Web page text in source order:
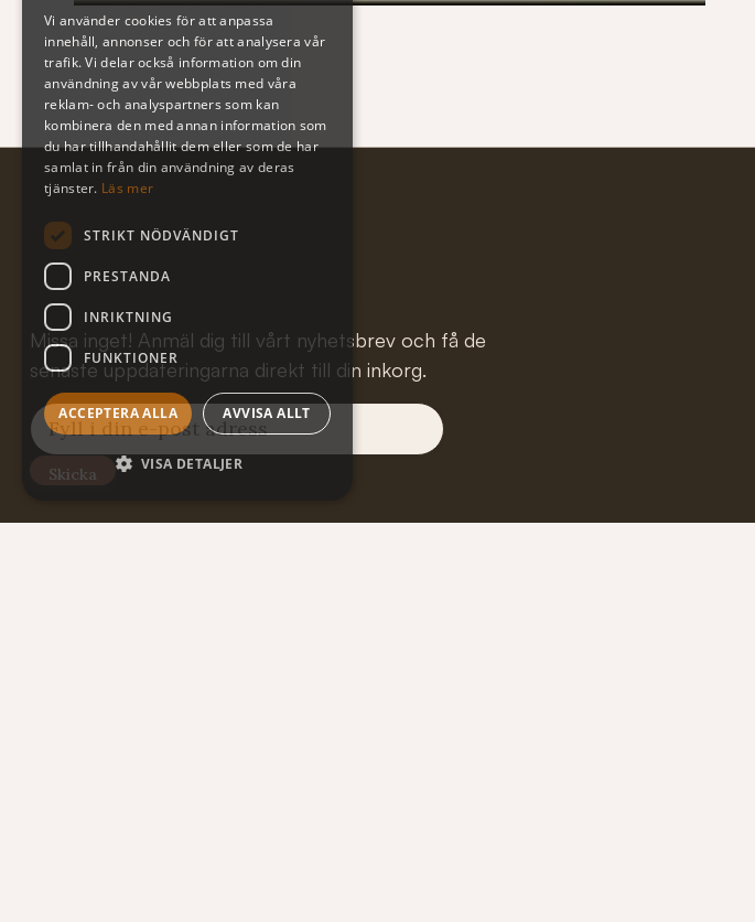
Subscribe to our newsletter!
Missa inget! Anmäl dig till vårt nyhetsbrev och få de
senaste uppdateringarna direkt till din inkorg.
Vi använder cookies för att anpassa
innehåll, annonser och för att analysera vår
trafik. Vi delar också information om din
användning av vår webbplats med våra
reklam- och analyspartners som kan
kombinera den med annan information som
du har tillhandahållit dem eller som de har
samlat in från din användning av deras
tjänster. Läs mer
STRIKT NÖDVÄNDIGT
PRESTANDA
INRIKTNING
FUNKTIONER
ACCEPTERA ALLA AVVISA ALLT
VISA DETALJER